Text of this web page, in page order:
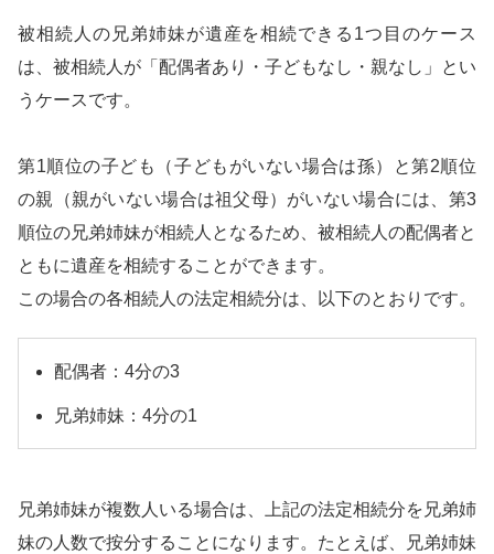
被相続人の兄弟姉妹が遺産を相続できる1つ目のケース
は、被相続人が「配偶者あり・子どもなし・親なし」とい
うケースです。
第1順位の子ども（子どもがいない場合は孫）と第2順位
の親（親がいない場合は祖父母）がいない場合には、第3
順位の兄弟姉妹が相続人となるため、被相続人の配偶者と
ともに遺産を相続することができます。
この場合の各相続人の法定相続分は、以下のとおりです。
配偶者：4分の3
兄弟姉妹：4分の1
兄弟姉妹が複数人いる場合は、上記の法定相続分を兄弟姉
妹の人数で按分することになります。たとえば、兄弟姉妹